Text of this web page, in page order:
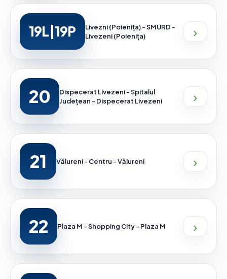
19L|19P
Livezni (Poienița) - SMURD -
Livezeni (Poienița)
›
20
Dispecerat Livezeni - Spitalul
Județean - Dispecerat Livezeni
›
21 Vălureni - Centru - Vălureni ›
22 Plaza M - Shopping City - Plaza M ›